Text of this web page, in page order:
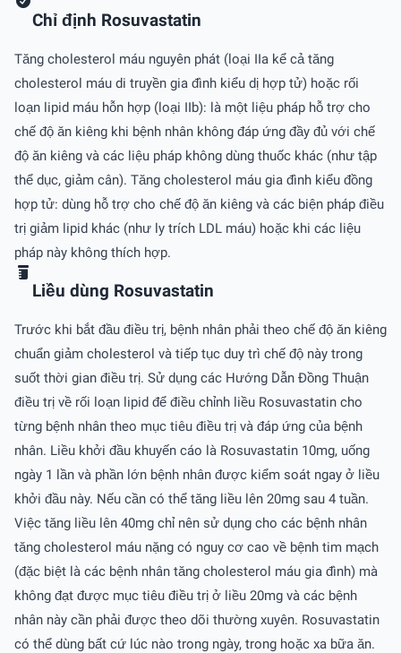
Chỉ định Rosuvastatin
Tăng cholesterol máu nguyên phát (loại IIa kể cả tăng
cholesterol máu di truyền gia đình kiểu dị hợp tử) hoặc rối
loạn lipid máu hỗn hợp (loại IIb): là một liệu pháp hỗ trợ cho
chế độ ăn kiêng khi bệnh nhân không đáp ứng đầy đủ với chế
độ ăn kiêng và các liệu pháp không dùng thuốc khác (như tập
thể dục, giảm cân). Tăng cholesterol máu gia đình kiểu đồng
hợp tử: dùng hỗ trợ cho chế độ ăn kiêng và các biện pháp điều
trị giảm lipid khác (như ly trích LDL máu) hoặc khi các liệu
pháp này không thích hợp.
Liều dùng Rosuvastatin
Trước khi bắt đầu điều trị, bệnh nhân phải theo chế độ ăn kiêng
chuẩn giảm cholesterol và tiếp tục duy trì chế độ này trong
suốt thời gian điều trị. Sử dụng các Hướng Dẫn Ðồng Thuận
điều trị về rối loạn lipid để điều chỉnh liều Rosuvastatin cho
từng bệnh nhân theo mục tiêu điều trị và đáp ứng của bệnh
nhân. Liều khởi đầu khuyến cáo là Rosuvastatin 10mg, uống
ngày 1 lần và phần lớn bệnh nhân được kiểm soát ngay ở liều
khởi đầu này. Nếu cần có thể tăng liều lên 20mg sau 4 tuần.
Việc tăng liều lên 40mg chỉ nên sử dụng cho các bệnh nhân
tăng cholesterol máu nặng có nguy cơ cao về bệnh tim mạch
(đặc biệt là các bệnh nhân tăng cholesterol máu gia đình) mà
không đạt được mục tiêu điều trị ở liều 20mg và các bệnh
nhân này cần phải được theo dõi thường xuyên. Rosuvastatin
có thể dùng bất cứ lúc nào trong ngày, trong hoặc xa bữa ăn.